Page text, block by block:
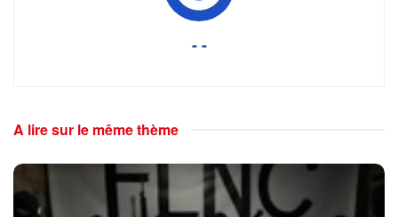
- -
A lire sur le même thème